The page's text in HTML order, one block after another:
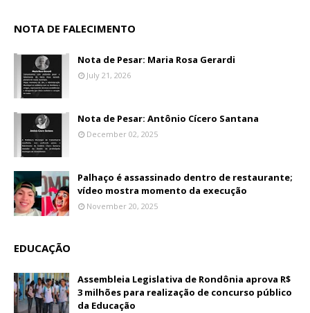
NOTA DE FALECIMENTO
Nota de Pesar: Maria Rosa Gerardi
July 21, 2026
Nota de Pesar: Antônio Cícero Santana
December 02, 2025
Palhaço é assassinado dentro de restaurante;
vídeo mostra momento da execução
November 20, 2025
EDUCAÇÃO
Assembleia Legislativa de Rondônia aprova R$
3 milhões para realização de concurso público
da Educação